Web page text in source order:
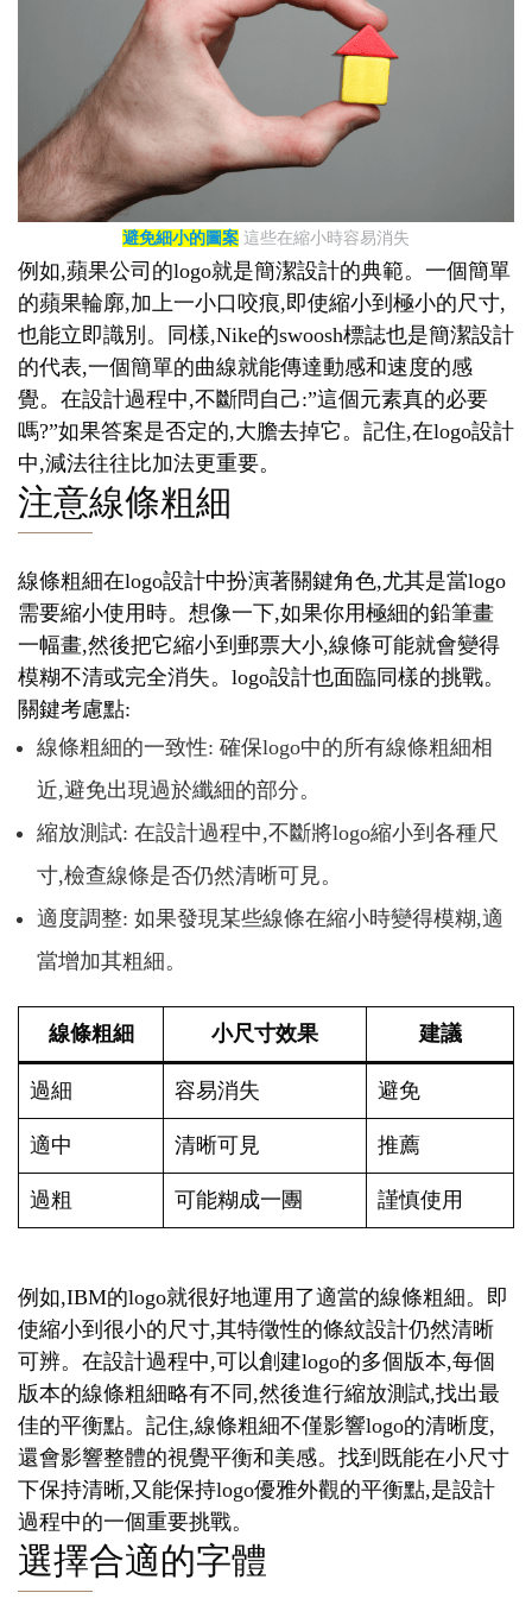
避免細小的圖案 這些在縮小時容易消失
例如,蘋果公司的logo就是簡潔設計的典範。一個簡單
的蘋果輪廓,加上一小口咬痕,即使縮小到極小的尺寸,
也能立即識別。同樣,Nike的swoosh標誌也是簡潔設計
的代表,一個簡單的曲線就能傳達動感和速度的感
覺。在設計過程中,不斷問自己:”這個元素真的必要
嗎?”如果答案是否定的,大膽去掉它。記住,在logo設計
中,減法往往比加法更重要。
注意線條粗細
線條粗細在logo設計中扮演著關鍵角色,尤其是當logo
需要縮小使用時。想像一下,如果你用極細的鉛筆畫
一幅畫,然後把它縮小到郵票大小,線條可能就會變得
模糊不清或完全消失。logo設計也面臨同樣的挑戰。
關鍵考慮點:
線條粗細的一致性: 確保logo中的所有線條粗細相
近,避免出現過於纖細的部分。
縮放測試: 在設計過程中,不斷將logo縮小到各種尺
寸,檢查線條是否仍然清晰可見。
適度調整: 如果發現某些線條在縮小時變得模糊,適
當增加其粗細。
線條粗細 小尺寸效果 建議
過細 容易消失 避免
適中 清晰可見 推薦
過粗 可能糊成一團 謹慎使用
例如,IBM的logo就很好地運用了適當的線條粗細。即
使縮小到很小的尺寸,其特徵性的條紋設計仍然清晰
可辨。在設計過程中,可以創建logo的多個版本,每個
版本的線條粗細略有不同,然後進行縮放測試,找出最
佳的平衡點。記住,線條粗細不僅影響logo的清晰度,
還會影響整體的視覺平衡和美感。找到既能在小尺寸
下保持清晰,又能保持logo優雅外觀的平衡點,是設計
過程中的一個重要挑戰。
選擇合適的字體